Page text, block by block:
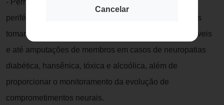
Cancelar
- Permitem verificar o nível de sensibilidade de nervos
periféricos, possibilitando aos profissionais e pacientes
tomarem medidas para prevenir danos físicos irreversíveis
e até amputações de membros em casos de neuropatias
diabética, hansênica, tóxica e alcoólica, além de
proporcionar o monitoramento da evolução de
comprometimentos neurais.